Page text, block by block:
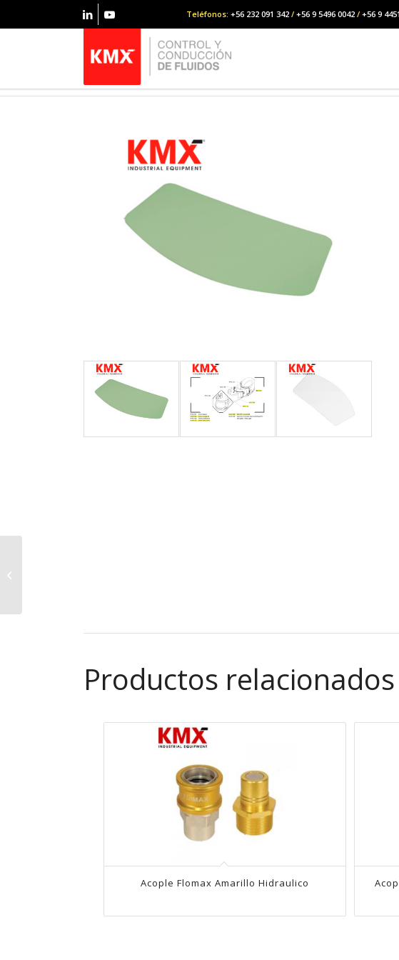
Teléfonos: +56 232 091 342 / +56 9 5496 0042 / +56 9
Productos relacionados
Acople Flomax Amarillo Hidraulico